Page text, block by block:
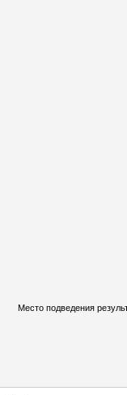
Место подведения